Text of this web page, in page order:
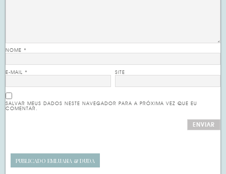
NOME*
E-MAIL* SITE
SALVAR MEUS DADOS NESTE NAVEGADOR PARA A PRÓXIMA VEZ QUE EU
COMENTAR.
PUBLICADO EMLUANA & DUDA